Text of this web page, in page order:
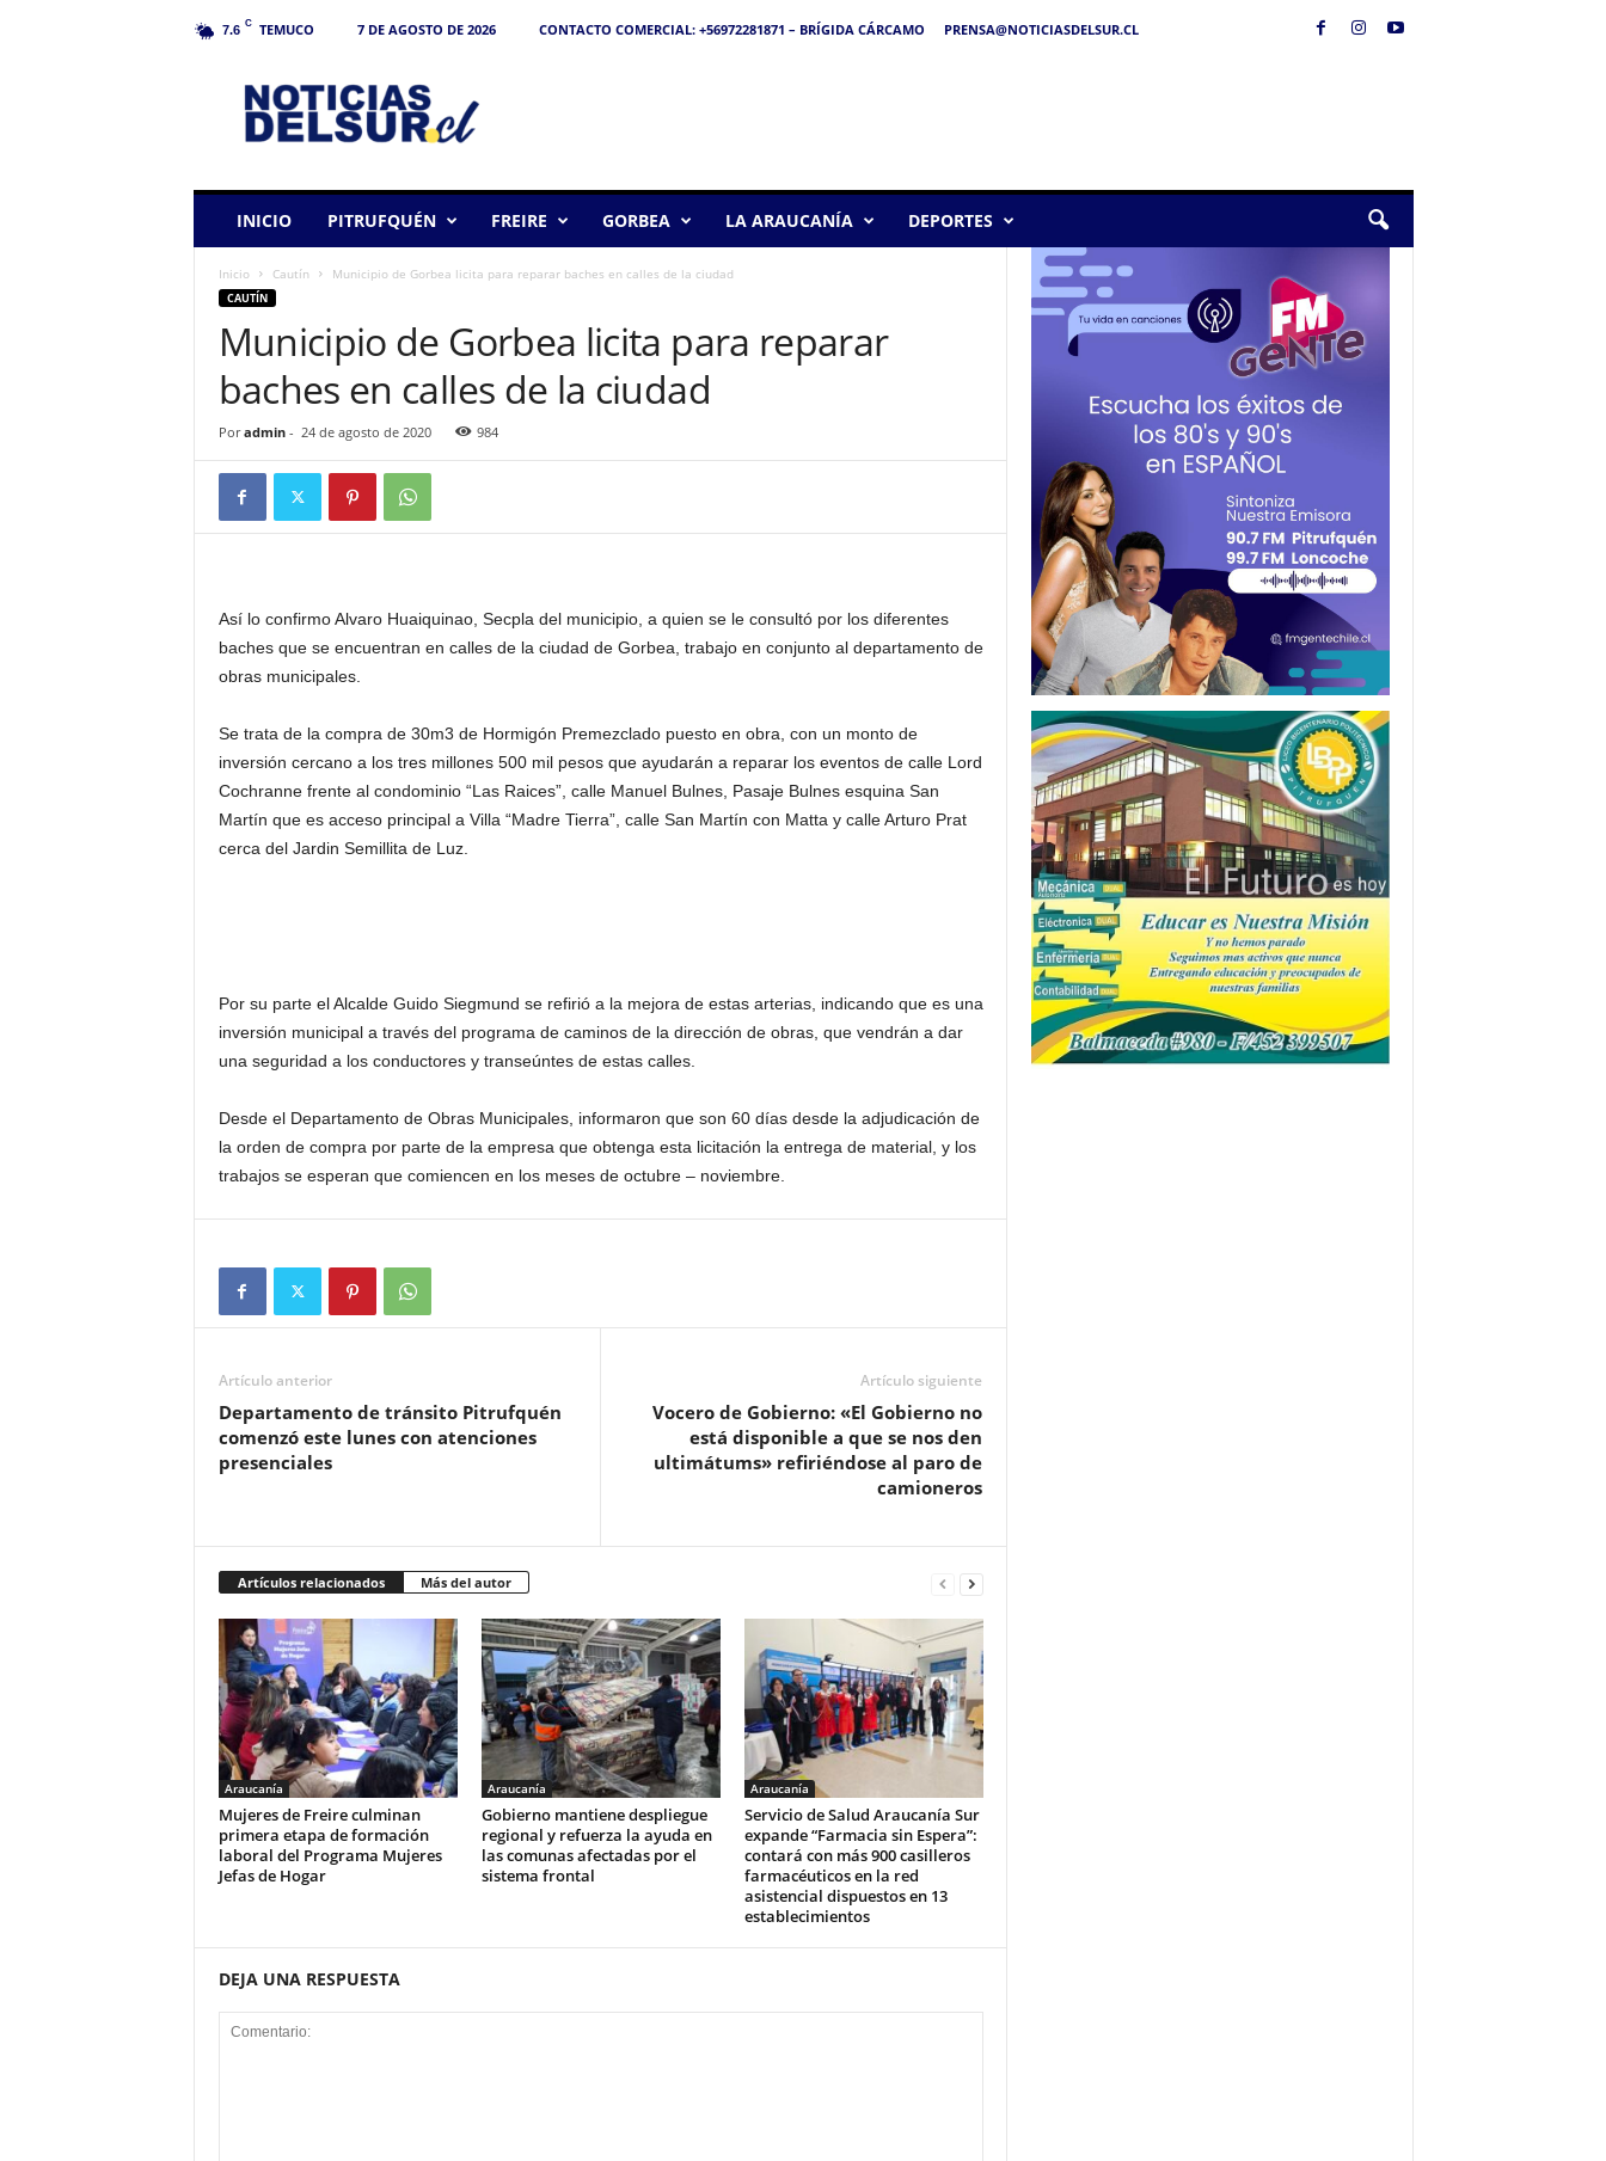
7.6 C TEMUCO 7 DE AGOSTO DE 2026 CONTACTO COMERCIAL: +56972281871 – BRÍGIDA CÁRCAMO
PRENSA@NOTICIASDELSUR.CL
INICIO PITRUFQUÉN FREIRE GORBEA LA ARAUCANÍA DEPORTES
Inicio Cautín Municipio de Gorbea licita para reparar baches en calles de la ciudad
CAUTÍN
Municipio de Gorbea licita para reparar
baches en calles de la ciudad
Por admin- 24 de agosto de 2020 984
Así lo confirmo Alvaro Huaiquinao, Secpla del municipio, a quien se le consultó por los diferentes
baches que se encuentran en calles de la ciudad de Gorbea, trabajo en conjunto al departamento de
obras municipales.
Se trata de la compra de 30m3 de Hormigón Premezclado puesto en obra, con un monto de
inversión cercano a los tres millones 500 mil pesos que ayudarán a reparar los eventos de calle Lord
Cochranne frente al condominio “Las Raices”, calle Manuel Bulnes, Pasaje Bulnes esquina San
Martín que es acceso principal a Villa “Madre Tierra”, calle San Martín con Matta y calle Arturo Prat
cerca del Jardin Semillita de Luz.
Por su parte el Alcalde Guido Siegmund se refirió a la mejora de estas arterias, indicando que es una
inversión municipal a través del programa de caminos de la dirección de obras, que vendrán a dar
una seguridad a los conductores y transeúntes de estas calles.
Desde el Departamento de Obras Municipales, informaron que son 60 días desde la adjudicación de
la orden de compra por parte de la empresa que obtenga esta licitación la entrega de material, y los
trabajos se esperan que comiencen en los meses de octubre – noviembre.
Artículo anterior
Departamento de tránsito Pitrufquén
comenzó este lunes con atenciones
presenciales
Artículo siguiente
Vocero de Gobierno: «El Gobierno no
está disponible a que se nos den
ultimátums» refiriéndose al paro de
camioneros
Artículos relacionados Más del autor
Araucanía
Mujeres de Freire culminan
primera etapa de formación
laboral del Programa Mujeres
Jefas de Hogar
Araucanía
Gobierno mantiene despliegue
regional y refuerza la ayuda en
las comunas afectadas por el
sistema frontal
Araucanía
Servicio de Salud Araucanía Sur
expande “Farmacia sin Espera”:
contará con más 900 casilleros
farmacéuticos en la red
asistencial dispuestos en 13
establecimientos
DEJA UNA RESPUESTA